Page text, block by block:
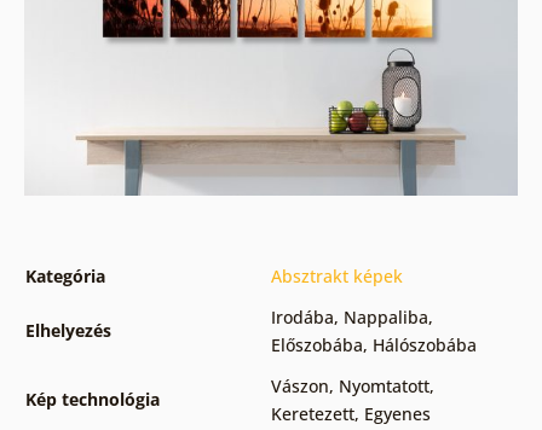
Kategória Absztrakt képek
Elhelyezés
Irodába, Nappaliba,
Előszobába, Hálószobába
Kép technológia
Vászon, Nyomtatott,
Keretezett, Egyenes